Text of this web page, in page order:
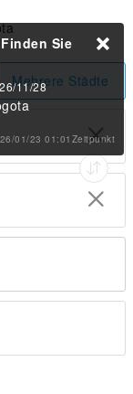
Mehrere Städte
Finden Sie
11/28
01/23 01:01Zeitpunkt